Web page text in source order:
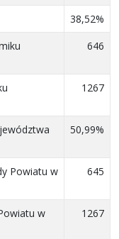
38,52%
646
1267
50,99%
Powiatu w
645
w
1267